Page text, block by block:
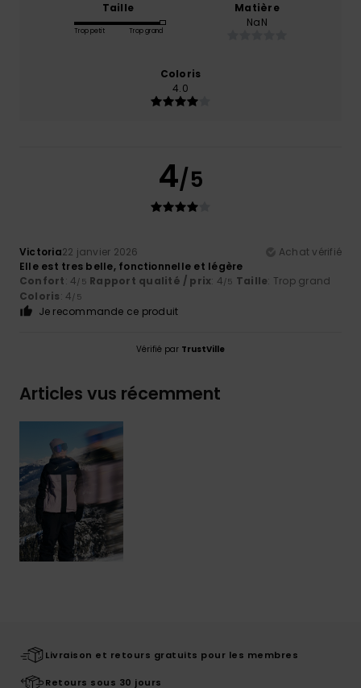
Taille
Trop petit Trop grand
Matière
NaN
Coloris
4.0
4/5
Victoria22 janvier 2026
Achat vérifié
Elle est tres belle, fonctionnelle et légère
Confort: 4/5 Rapport qualité / prix: 4/5 Taille: Trop grand
Coloris: 4/5
Je recommande ce produit
Vérifié par TrustVille
Articles vus récemment
Livraison et retours gratuits pour les membres
Retours sous 30 jours